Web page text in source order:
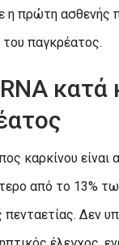
η πρώτη ασθενής
του παγκρέατος.
κατά
καρκίνου είναι
από το 13%
πενταετίας. Δεν